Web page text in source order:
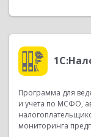
Программа для
и учета по МСФО,
мониторинга